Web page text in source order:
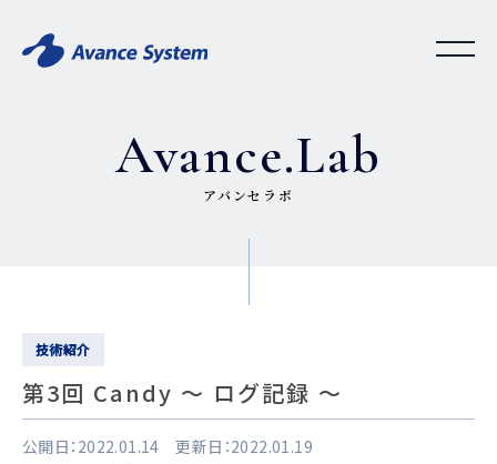
Avance.Lab
アバンセラボ
技術紹介
第3回 Candy 〜 ログ記録 〜
公開日：2022.01.14 更新日：2022.01.19